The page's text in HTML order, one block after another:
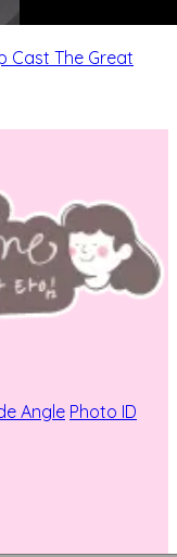
Cast The Great
Angle Photo ID